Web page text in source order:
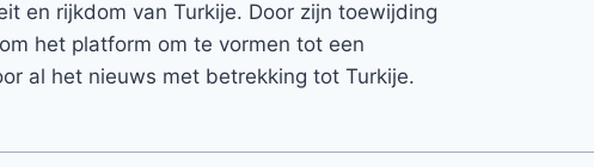
en rijkdom van Turkije. Door zijn toewijding
het platform om te vormen tot een
al het nieuws met betrekking tot Turkije.